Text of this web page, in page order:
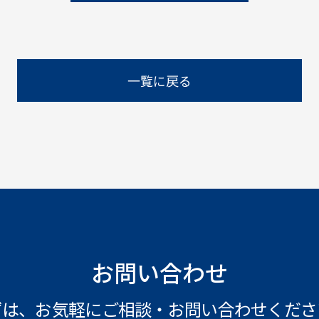
一覧に戻る
お問い合わせ
、お気軽にご相談・ お問い合わせくだ